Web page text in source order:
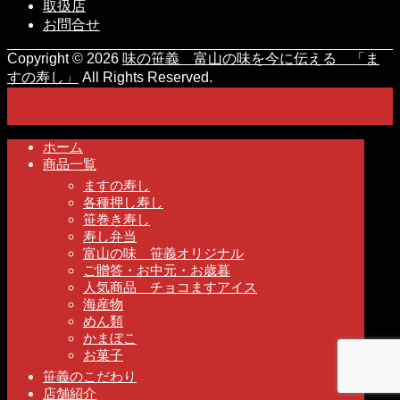
取扱店
お問合せ
Copyright © 2026 味の笹義 富山の味を今に伝える 「ま
すの寿し」
All Rights Reserved.
ホーム
商品一覧
ますの寿し
各種押し寿し
笹巻き寿し
寿し弁当
富山の味 笹義オリジナル
ご贈答・お中元・お歳暮
人気商品 チョコますアイス
海産物
めん類
かまぼこ
お菓子
笹義のこだわり
店舗紹介